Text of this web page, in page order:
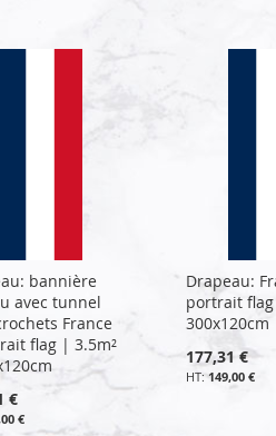
bannière
avec tunnel
France
flag | 3.5m²
€
€
Drapeau:
portrait
300x120cm
177,31 €
149,00 €